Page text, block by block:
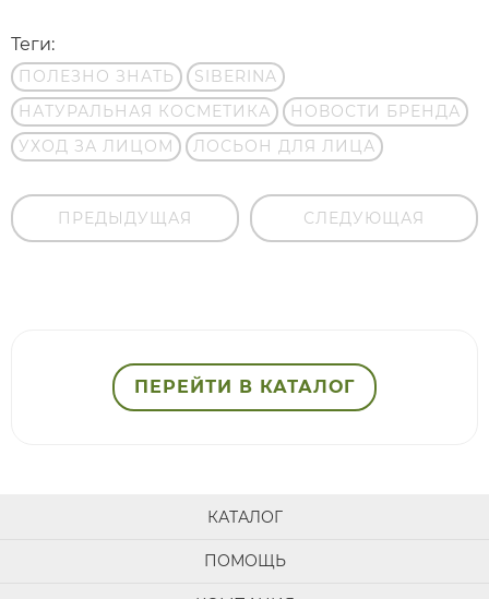
Теги:
ПОЛЕЗНО ЗНАТЬ
SIBERINA
НАТУРАЛЬНАЯ КОСМЕТИКА
НОВОСТИ БРЕНДА
УХОД ЗА ЛИЦОМ
ЛОСЬОН ДЛЯ ЛИЦА
ПРЕДЫДУЩАЯ СЛЕДУЮЩАЯ
ПЕРЕЙТИ В КАТАЛОГ
КАТАЛОГ
ПОМОЩЬ